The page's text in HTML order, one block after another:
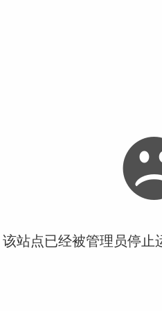
站点已经被管理员停